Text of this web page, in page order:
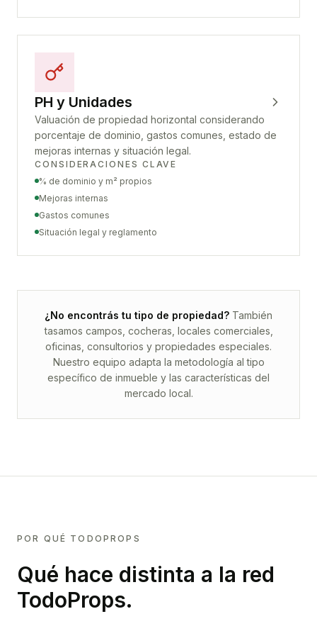
PH y Unidades
Valuación de propiedad horizontal considerando
porcentaje de dominio, gastos comunes, estado de
mejoras internas y situación legal.
CONSIDERACIONES CLAVE
% de dominio y m² propios
Mejoras internas
Gastos comunes
Situación legal y reglamento
¿No encontrás tu tipo de propiedad? También
tasamos campos, cocheras, locales comerciales,
oficinas, consultorios y propiedades especiales.
Nuestro equipo adapta la metodología al tipo
específico de inmueble y las características del
mercado local.
POR QUÉ TODOPROPS
Qué hace distinta a la red
TodoProps.